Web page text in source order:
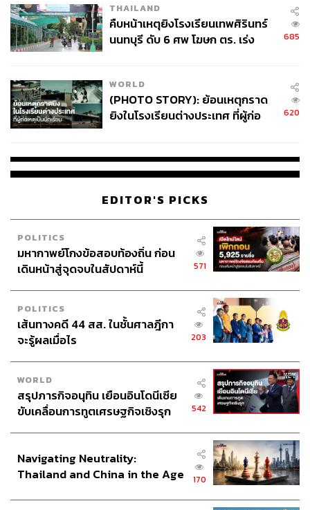
THAILAND
คืบหน้าเหตุยิงโรงเรียนเทพศิรินทร์
นนทบุรี ดับ 6 ศพ โฆษก ตร. เร่ง
685
WORLD
(PHOTO STORY): ย้อนเหตุกราด
ยิงในโรงเรียนต่างประเทศ ที่ผู้ก่อ
620
EDITOR'S PICKS
POLITICS
มหากาพย์โกงข้อสอบท้องถิ่น ก่อน
เดินหน้าสู่จุดจบในสัปดาห์นี้
571
POLITICS
เส้นทางคดี 44 สส. ในชั้นศาลฎีกา
จะรู้ผลเมื่อไร
203
WORLD
สรุปภารกิจอนุทิน เยือนอินโดนีเซีย
ขับเคลื่อนการทูตเศรษฐกิจเชิงรุก
542
Navigating Neutrality:
Thailand and China in the Age
170